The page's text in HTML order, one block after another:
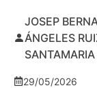
JOSEP
ÁNGELES
SANTAMARIA
29/05/2026